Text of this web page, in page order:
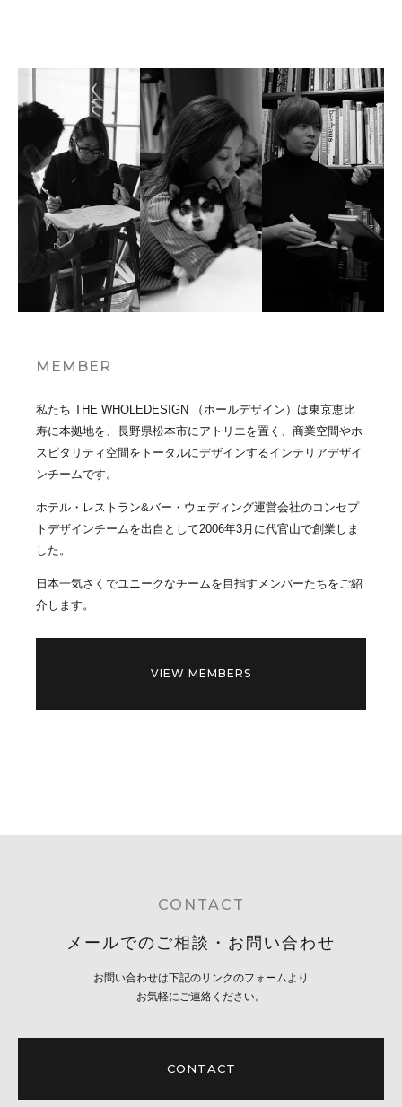
MEMBER
私たち THE WHOLEDESIGN （ホールデザイン）は東京恵比
寿に本拠地を、長野県松本市にアトリエを置く、商業空間やホ
スピタリティ空間をトータルにデザインするインテリアデザイ
ンチームです。
ホテル・レストラン&バー・ウェディング運営会社のコンセプ
トデザインチームを出自として2006年3月に代官山で創業しま
した。
日本一気さくでユニークなチームを目指すメンバーたちをご紹
介します。
VIEW MEMBERS
CONTACT
メールでのご相談・お問い合わせ
お問い合わせは下記のリンクのフォームより
お気軽にご連絡ください。
CONTACT